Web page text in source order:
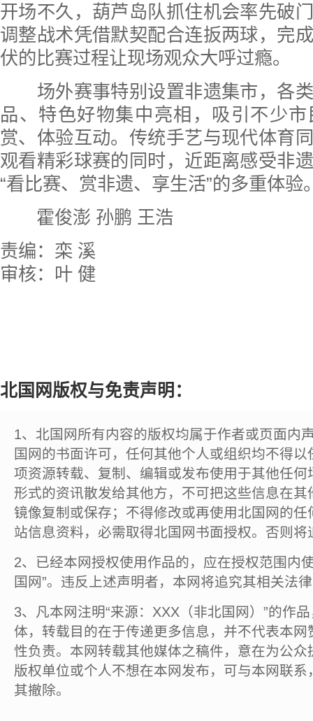
开场不久，葫芦岛队抓住机会率先破
调整战术凭借默契配合连扳两球，完
伏的比赛过程让现场观众大呼过瘾。
场外赛事特别设置非遗集市，各类
品、特色好物集中亮相，吸引不少
赏、体验互动。传统手艺与现代体育
观看精彩球赛的同时，近距离感受非
“看比赛、赏非遗、享生活”的多重体验
霍俊澎 孙鹏 王浩
责编：栾 溪
审核：叶 健
北国网版权与免责声明：
1、北国网所有内容的版权均属于作者或页面内
国网的书面许可，任何其他个人或组织均不得
项资源转载、复制、编辑或发布使用于其他任
形式的资讯散发给其他方，不可把这些信息在
镜像复制或保存；不得修改或再使用北国网的
站信息资料，必需取得北国网书面授权。否则将
2、已经本网授权使用作品的，应在授权范围内
国网”。违反上述声明者，本网将追究其相关法
3、凡本网注明“来源：XXX（非北国网）”的作
体，转载目的在于传递更多信息，并不代表本
性负责。本网转载其他媒体之稿件，意在为公
版权单位或个人不想在本网发布，可与本网联
其撤除。